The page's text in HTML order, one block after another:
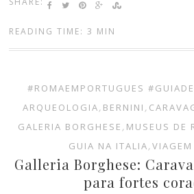
READING TIME: 3 MIN
#ROMAEMPORTUGUES
ARQUEOLOGIA, BERNINI ,
GALERIA BORGHESE , MUSEUS DE
GUIA NA ITALIA,
Galleria Borghese:
para fortes